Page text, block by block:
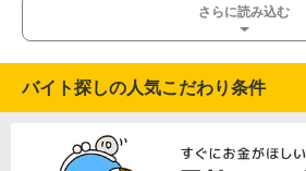
さらに読み込む
バイト探しの人気こだわり条件